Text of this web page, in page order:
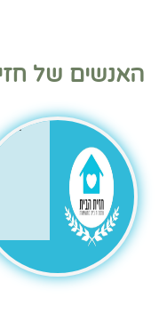
האנשים של
משמ
בהאנ
גר